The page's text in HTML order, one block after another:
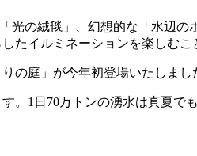
の絨毯」、幻想的な「水辺の
たイルミネーションを楽しむこ
の庭」が今年初登場いたしまし
。1日70万トンの湧水は真夏で